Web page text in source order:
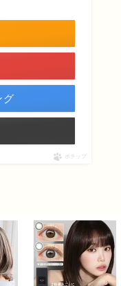
グ
ポチップ